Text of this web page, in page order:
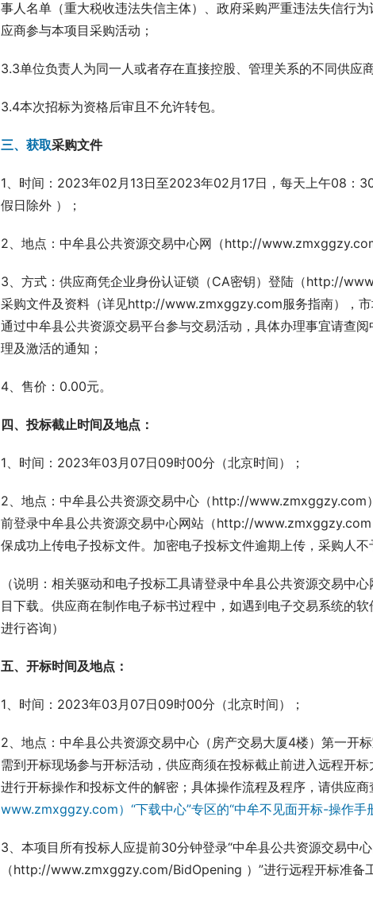
事人名单（重大税收违法失信主体）、政府采购严重违法失信行
应商参与本项目采购活动；
3.3单位负责人为同一人或者存在直接控股、管理关系的不同供应
3.4本次招标为资格后审且不允许转包。
三、获取采购文件
1、时间：2023年02月13日至2023年02月17日，每天上午08：
假日除外 ）；
2、地点：中牟县公共资源交易中心网（http://
3、方式：供应商凭企业身份认证锁（CA密钥）登陆（http://
采购文件及资料（详见http://www.zmxggzy.com服务指南），
通过中牟县公共资源交易平台参与交易活动，具体办理事宜请查
理及激活的通知；
4、售价：0.00元。
四、 投标截止时间及地点 ：
1、时间：2023年03月07日09时00分（北京时间）；
2、地点：中牟县公共资源交易中心（http://www.zmxggzy.com
前登录中牟县公共资源交易中心网站（http://
保成功上传电子投标文件。加密电子投标文件逾期上传，采购人不
（说明：相关驱动和电子投标工具请登录中牟县公共资源交易
目下载。供应商在制作电子标书过程中，如遇到电子交易系统的
进行咨询）
五、 开标时间及地点 ：
1、时间：2023年03月07日09时00分（北京时间）；
2、地点：中牟县公共资源交易中心（房产交易大厦4楼）第一开
需到开标现场参与开标活动，供应商须在投标截止前进入远程开
www.zmxggzy.com）“下载中心”专区的“中牟不见面开标-操作手
3、本项目所有投标人应提前30分钟登录“中牟县公共资源交易中
（http://www.zmxggzy.com/BidOpening ）”进行远程开标准备